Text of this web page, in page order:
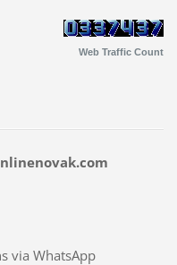
Web Traffic Count
via WhatsApp